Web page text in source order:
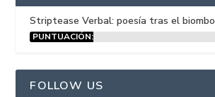
Striptease Verbal: poesía tras el biombo
PUNTUACIÓN:
FOLLOW US